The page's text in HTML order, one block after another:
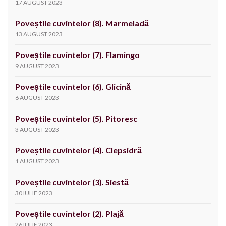
17 AUGUST 2023
Poveștile cuvintelor (8). Marmeladă
13 AUGUST 2023
Poveștile cuvintelor (7). Flamingo
9 AUGUST 2023
Poveștile cuvintelor (6). Glicină
6 AUGUST 2023
Poveștile cuvintelor (5). Pitoresc
3 AUGUST 2023
Poveștile cuvintelor (4). Clepsidră
1 AUGUST 2023
Poveștile cuvintelor (3). Siestă
30 IULIE 2023
Poveștile cuvintelor (2). Plajă